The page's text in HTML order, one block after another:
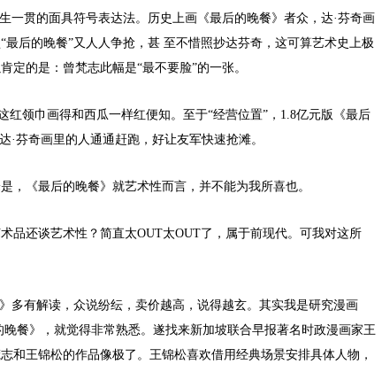
一贯的面具符号表达法。历史上画《最后的晚餐》者众，达·芬奇画
最后的晚餐”又人人争抢，甚 至不惜照抄达芬奇，这可算艺术史上极
定的是：曾梵志此幅是“最不要脸”的一张。
红领巾画得和西瓜一样红便知。至于“经营位置”，1.8亿元版《最后
·芬奇画里的人通通赶跑，好让友军快速抢滩。
，《最后的晚餐》就艺术性而言，并不能为我所喜也。
品还谈艺术性？简直太OUT太OUT了，属于前现代。可我对这所
多有解读，众说纷纭，卖价越高，说得越玄。其实我是研究漫画
餐》，就觉得非常熟悉。遂找来新加坡联合早报著名时政漫画家王
和王锦松的作品像极了。王锦松喜欢借用经典场景安排具体人物，